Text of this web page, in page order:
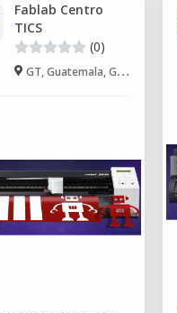
Fablab Centro
TICS
(0)
GT, Guatemala, Guatemala